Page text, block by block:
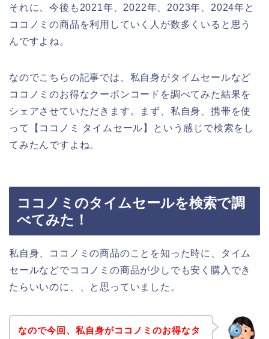
それに、今後も2021年、2022年、2023年、2024年と
ココノミの商品を利用していく人が数多くいると思う
んですよね。
なのでこちらの記事では、私自身がタイムセールなど
ココノミのお得なクーポンコードを調べてみた結果を
シェアさせていただきます。まず、私自身、携帯を使
って【ココノミ タイムセール】という感じで検索をし
てみたんですよね。
ココノミのタイムセールを検索で調
べてみた！
私自身、ココノミの商品のことを知った時に、タイム
セールなどでココノミの商品が少しでも安く購入でき
たらいいのに、、と思っていました。
なので今回、私自身がココノミのお得なタ